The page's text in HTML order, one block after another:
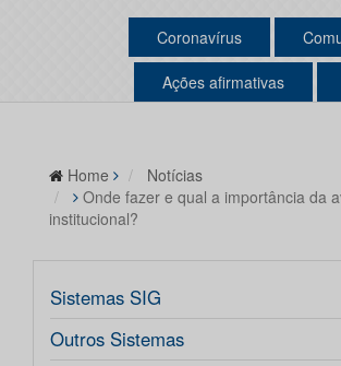
Coronavírus
Ações afirmativas
Home
Notícias
Onde fazer e qual a importância da
institucional?
Sistemas SIG
Outros Sistemas